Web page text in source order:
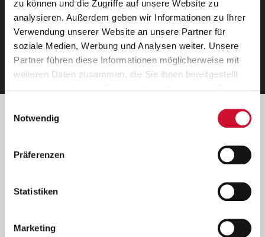
zu können und die Zugriffe auf unsere Website zu
analysieren. Außerdem geben wir Informationen zu Ihrer
Verwendung unserer Website an unsere Partner für
soziale Medien, Werbung und Analysen weiter. Unsere
Partner führen diese Informationen möglicherweise mit
weiteren Daten zusammen, die Sie ihnen bereitgestellt
Wenn Sie auf „Cookies zulassen“ klicken, so stimmen
Sie der Speicherung sämtlicher Cookies zu. Sie können
Ihre Einwilligung selbstverständlich jederzeit widerrufen,
indem Sie die Cookie-Einstellungen aufrufen und diese
unsererDatenschutzerklärung
Notwendig
Präferenzen
Statistiken
Marketing
Ein kostenloser Service von AWO
Jobs.
E-Mail-Adresse eintragen
Betreiber der Webseite
Kantstraße 45a
(Ein Tochterunternehmen des AWO Bezirksverbandes Unterfranken
e.V.)